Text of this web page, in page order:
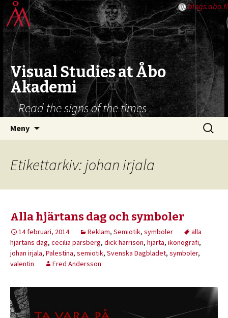
blogs.abo.fi
Visual Studies at Åbo
Akademi
– Read the signs of the times
Meny
Sök
efter:
Etikettarkiv: johan irjala
Alla hjärtans dag och symboler
14 februari, 2014 Reklam, Semiotik, symboler
alla
hjärtans dag, cecilia parsberg, dick harrison, hjärta, ikonografi,
johan irjala, Palestina, semiotik, Svenska Dagbladet, symboler,
valentin
Fred Andersson